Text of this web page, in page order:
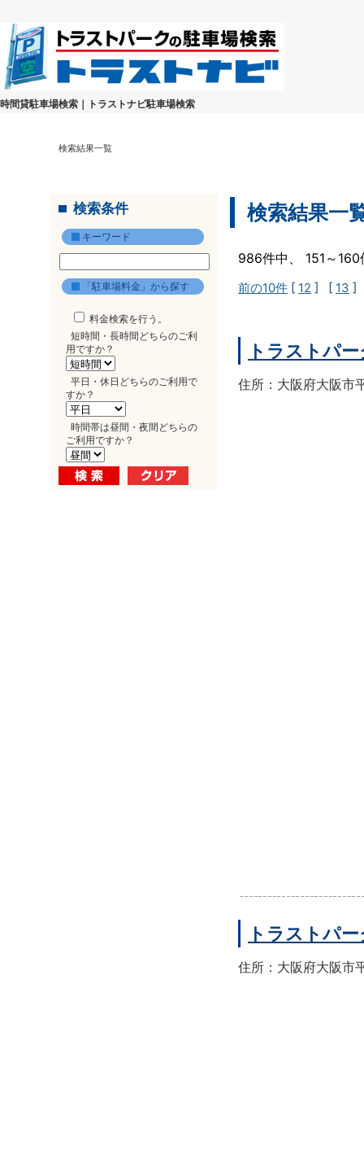
時間貸駐車場検索｜トラストナビ駐車場検索
検索結果一覧
検索条件
キーワード
「駐車場料金」から探す
料金検索を行う。
短時間・長時間どちらのご利
用ですか？
平日・休日どちらのご利用で
すか？
時間帯は昼間・夜間どちらの
ご利用ですか？
検索結果一
986件中、 151～
前の10件 [ 12 ] [ 13 ]
トラストパ
住所：大阪府大阪市
トラストパ
住所：大阪府大阪市